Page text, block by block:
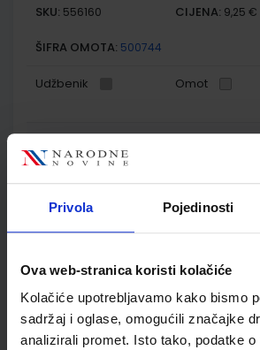
Privola Pojedinosti
Ova web-stranica koristi kolačiće
Kolačiće upotrebljavamo kako bismo
sadržaj i oglase, omogućili značajke
analizirali promet. Isto tako, podatke o
SKU: 556160 CIJENA: 9,25 €
ŠIFRA OMOTA: 500744
Udžbenik Omot
PRIRODA 5; radna bilježnica za prirodu u
osnovne škole
Autor(i):Bendelja Domjanović Garašić Lukša
Nakladnik: ŠKOLSKA KNJIGA d.d. Registarski
DOM
Udžbenik Omot